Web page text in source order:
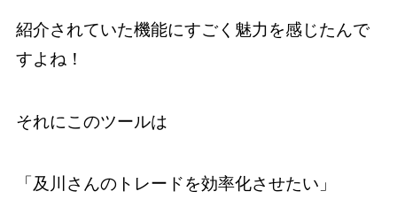
紹介されていた機能にすごく魅力を感じたんで
すよね！
それにこのツールは
「及川さんのトレードを効率化させたい」